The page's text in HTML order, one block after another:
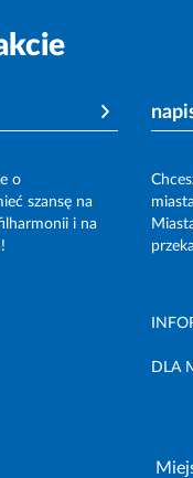
o
szansę na
i na
DLA